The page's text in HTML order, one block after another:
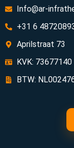
Info@ar-
+31 6
Aprilstraat 73
KVK: 73677140
BTW: